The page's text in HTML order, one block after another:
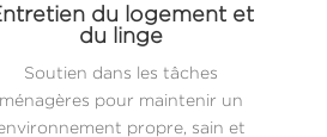
du logement et
du linge
Soutien dans les tâches
ménagères pour maintenir un
propre, sain et